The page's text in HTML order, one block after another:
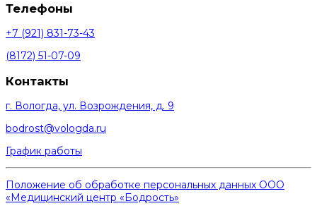
Телефоны
+7 (921) 831-73-43
(8172) 51-07-09
Контакты
г. Вологда, ул. Возрождения, д. 9
bodrost@vologda.ru
График работы
Положение об обработке персональных данных ООО
«Медицинский центр «Бодрость»